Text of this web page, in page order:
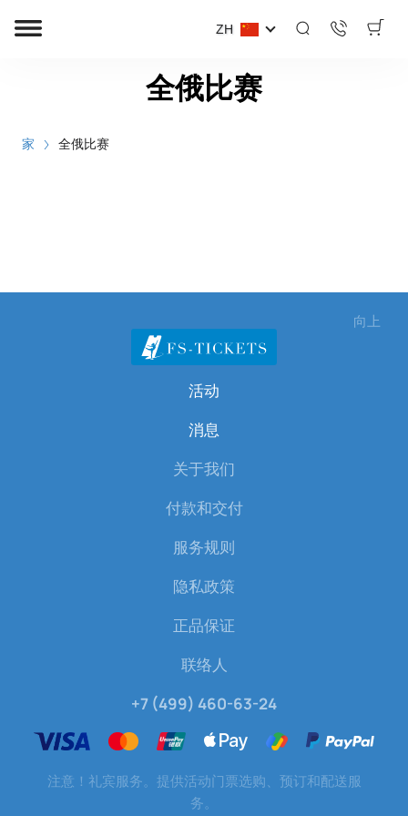
ZH
全俄比赛
家 全俄比赛
向上
活动
消息
关于我们
付款和交付
服务规则
隐私政策
正品保证
联络人
+7 (499) 460-63-24
注意！礼宾服务。提供活动门票选购、预订和配送服
务。